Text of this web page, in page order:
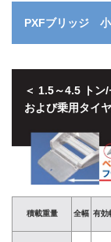
PXFブリッジ 小
＜ 1.5～4.5 ト
および乗用タイ
積載重量 全幅 有効